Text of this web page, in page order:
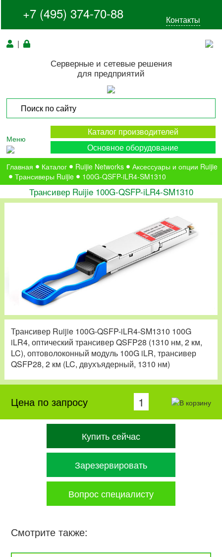
+7 (495) 374-70-88 Контакты
|
Серверные и сетевые решения
для предприятий
Меню
Каталог производителей
Основное оборудование
Главная Каталог Ruijie Networks
Аксессуары и опции Ruijie
Трансиверы Ruijie
100G-QSFP-iLR4-SM1310
Трансивер Ruijie 100G-QSFP-iLR4-SM1310
Трансивер Ruijie 100G-QSFP-iLR4-SM1310 100G
iLR4, оптический трансивер QSFP28 (1310 нм, 2 км,
LC), оптоволоконный модуль 100G iLR, трансивер
QSFP28, 2 км (LC, двухъядерный, 1310 нм)
Цена по запросу
Купить сейчас
Зарезервировать
Вопрос специалисту
Смотрите также: